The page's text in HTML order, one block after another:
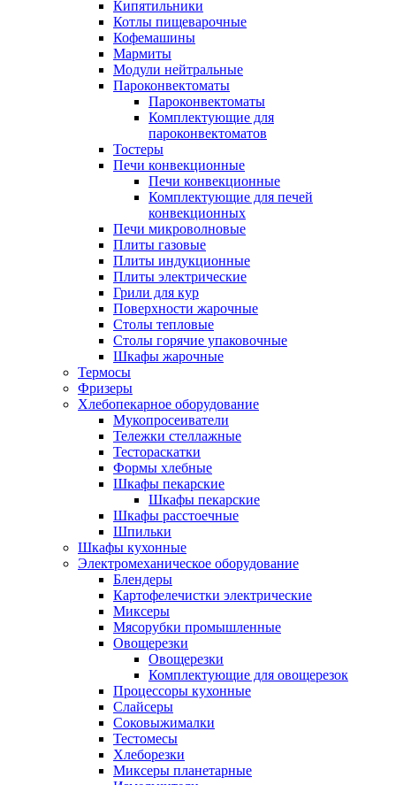
Кипятильники
Котлы пищеварочные
Кофемашины
Мармиты
Модули нейтральные
Пароконвектоматы
Пароконвектоматы
Комплектующие для
пароконвектоматов
Тостеры
Печи конвекционные
Печи конвекционные
Комплектующие для печей
конвекционных
Печи микроволновые
Плиты газовые
Плиты индукционные
Плиты электрические
Грили для кур
Поверхности жарочные
Столы тепловые
Столы горячие упаковочные
Шкафы жарочные
Термосы
Фризеры
Хлебопекарное оборудование
Мукопросеиватели
Тележки стеллажные
Тестораскатки
Формы хлебные
Шкафы пекарские
Шкафы пекарские
Шкафы расстоечные
Шпильки
Шкафы кухонные
Электромеханическое оборудование
Блендеры
Картофелечистки электрические
Миксеры
Мясорубки промышленные
Овощерезки
Овощерезки
Комплектующие для овощерезок
Процессоры кухонные
Слайсеры
Соковыжималки
Тестомесы
Хлеборезки
Миксеры планетарные